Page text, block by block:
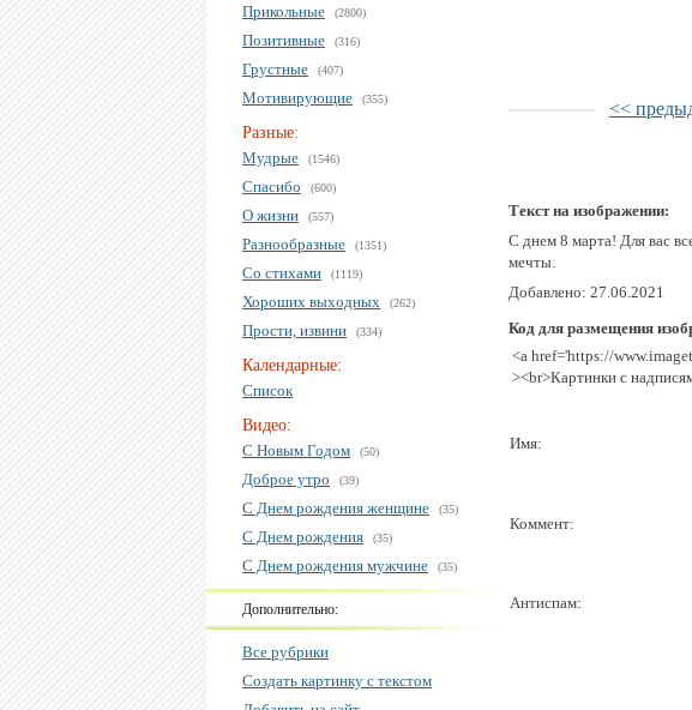
Прикольные
(2800)
Позитивные (316)
Грустные (407)
Мотивирующие (355)
Разные:
Мудрые
(1546)
Спасибо (600)
О жизни (557)
Разнообразные (1351)
Со стихами (1119)
Хороших выходных (262)
Прости, извини (334)
Календарные:
Список
Видео:
С Новым Годом
(50)
Доброе утро (39)
С Днем рождения женщине (35)
С Днем рождения (35)
С Днем рождения мужчине (35)
Дополнительно:
Все рубрики
Создать картинку с текстом
<<
Текст на изображении:
С днем 8 марта! Для вас
мечты.
Добавлено: 27.06.2021
Код для размещения
<a href='https://
><br>Картинки с
Имя:
Коммент:
Антиспам: